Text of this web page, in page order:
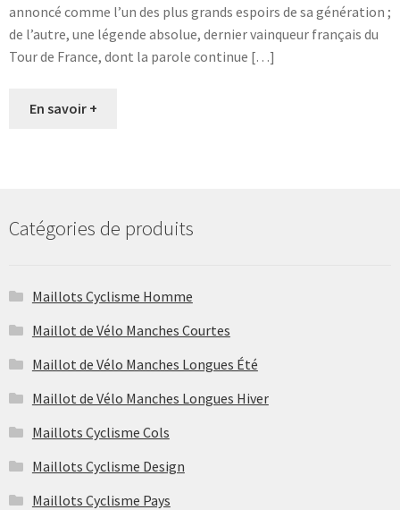
annoncé comme l’un des plus grands espoirs de sa génération ;
de l’autre, une légende absolue, dernier vainqueur français du
Tour de France, dont la parole continue […]
En savoir +
Catégories de produits
Maillots Cyclisme Homme
Maillot de Vélo Manches Courtes
Maillot de Vélo Manches Longues Été
Maillot de Vélo Manches Longues Hiver
Maillots Cyclisme Cols
Maillots Cyclisme Design
Maillots Cyclisme Pays